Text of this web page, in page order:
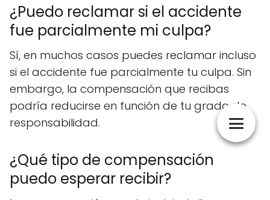
¿Puedo reclamar si el accidente
fue parcialmente mi culpa?
Sí, en muchos casos puedes reclamar incluso
si el accidente fue parcialmente tu culpa. Sin
embargo, la compensación que recibas
podría reducirse en función de tu grado de
responsabilidad.
¿Qué tipo de compensación
puedo esperar recibir?